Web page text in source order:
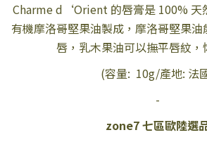
Charme d‘Orient 的唇膏是 100% 天
有機摩洛哥堅果油製成，摩洛哥堅果
唇，乳木果油可以撫平唇紋，
(容量: 10g/產地: 法
-
zone7 七區歐陸選